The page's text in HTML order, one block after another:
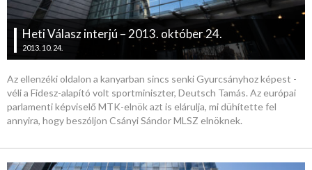
Heti Válasz interjú – 2013. október 24.
2013. 10. 24.
Az ellenzéki oldalon a kanyarban sincs senki Gyurcsányhoz képest -
véli a Fidesz-alapító volt sportminiszter, Deutsch Tamás. Az európai
parlamenti képviselő MTK-elnök azt is elárulja, mi dühítette fel
annyira, hogy beszóljon Csányi Sándor MLSZ elnöknek.